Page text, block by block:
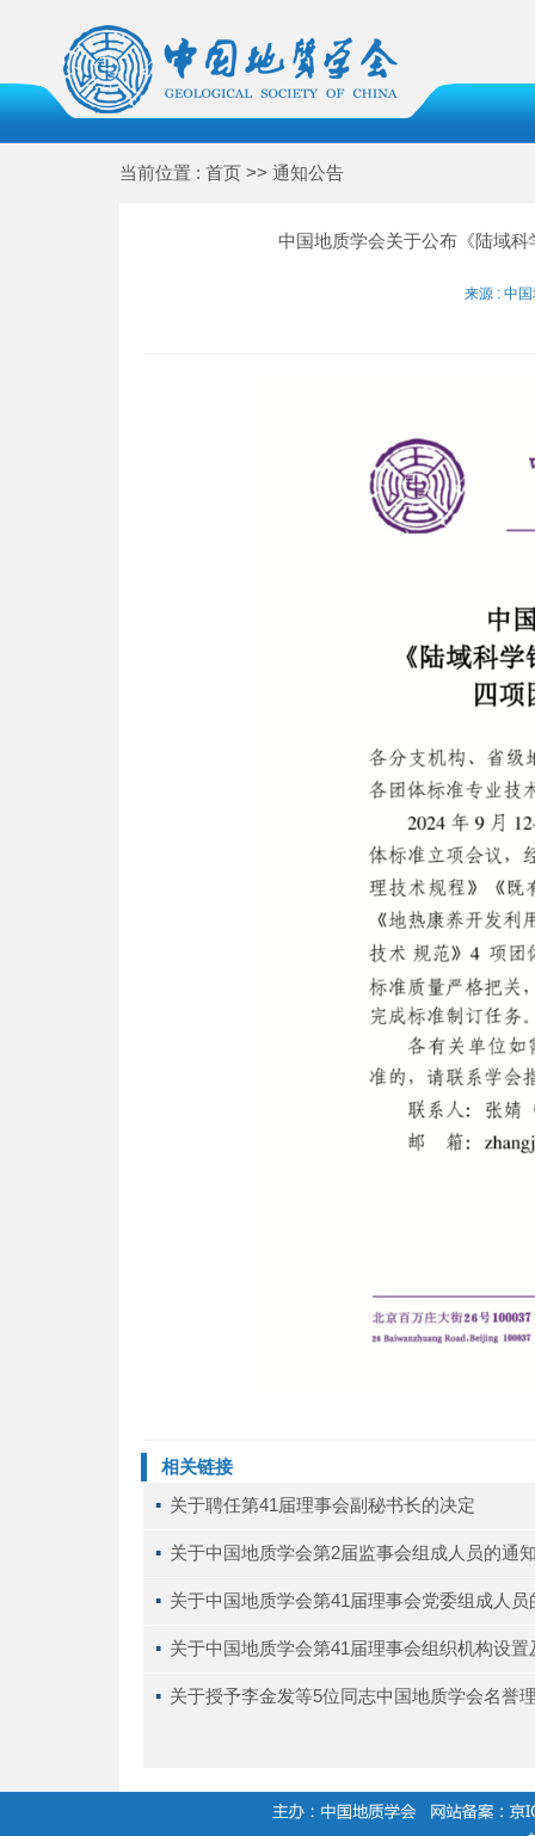
当前位置 : 首页 >> 通知公告
中国地质学会关于公布《陆域
来源 : 中
相关链接
▪ 关于聘任第41届理事会副秘书长的决定
▪ 关于中国地质学会第2届监事会组成人员的通
▪ 关于中国地质学会第41届理事会党委组成人员
▪ 关于中国地质学会第41届理事会组织机构设
▪ 关于授予李金发等5位同志中国地质学会名誉